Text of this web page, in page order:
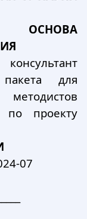
ОСНОВА
для
по проекту
07